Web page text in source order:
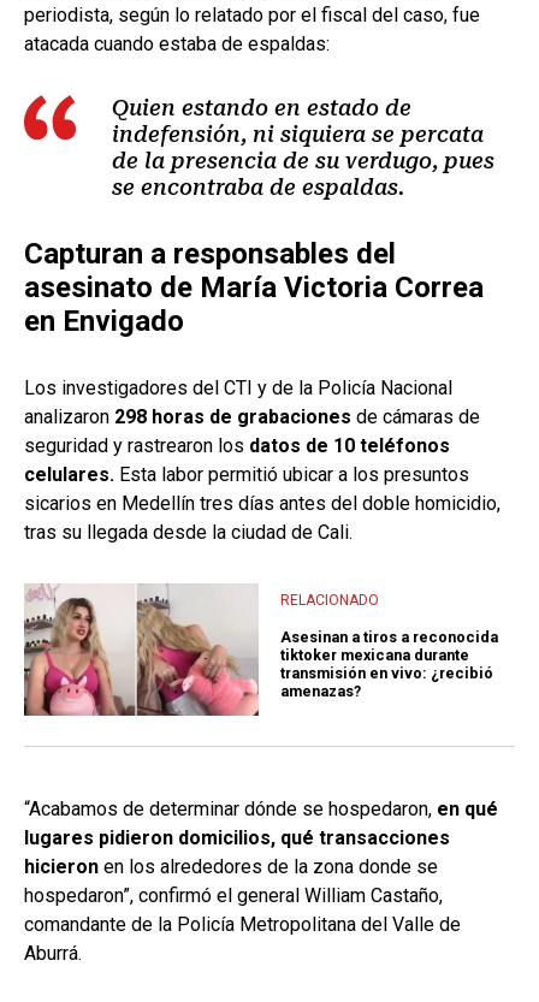
periodista, según lo relatado por el fiscal del caso, fue
atacada cuando estaba de espaldas:
Quien estando en estado de
indefensión, ni siquiera se percata
de la presencia de su verdugo, pues
se encontraba de espaldas.
Capturan a responsables del
asesinato de María Victoria Correa
en Envigado
Los investigadores del CTI y de la Policía Nacional
analizaron 298 horas de grabaciones de cámaras de
seguridad y rastrearon los datos de 10 teléfonos
celulares. Esta labor permitió ubicar a los presuntos
sicarios en Medellín tres días antes del doble homicidio,
tras su llegada desde la ciudad de Cali.
RELACIONADO
Asesinan a tiros a reconocida
tiktoker mexicana durante
transmisión en vivo: ¿recibió
amenazas?
“Acabamos de determinar dónde se hospedaron, en qué
lugares pidieron domicilios, qué transacciones
hicieron en los alrededores de la zona donde se
hospedaron”, confirmó el general William Castaño,
comandante de la Policía Metropolitana del Valle de
Aburrá.